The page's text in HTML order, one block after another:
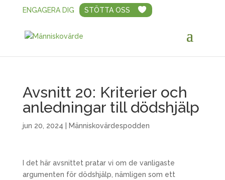
ENGAGERA DIG STÖTTA OSS
Avsnitt 20: Kriterier och
anledningar till dödshjälp
jun 20, 2024 Människovärdespodden
I det här avsnittet pratar vi om de vanligaste
argumenten för dödshjälp, nämligen som ett